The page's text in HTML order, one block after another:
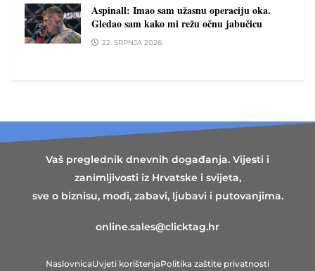
Aspinall: Imao sam užasnu operaciju oka.
Gledao sam kako mi režu očnu jabučicu
22. SRPNJA 2026.
Vaš preglednik dnevnih događanja. Vijesti i
zanimljivosti iz Hrvatske i svijeta,
sve o biznisu, modi, zabavi, ljubavi i putovanjima.
online.sales@clicktag.hr
NaslovnicaUvjeti korištenjaPolitika zaštite privatnosti